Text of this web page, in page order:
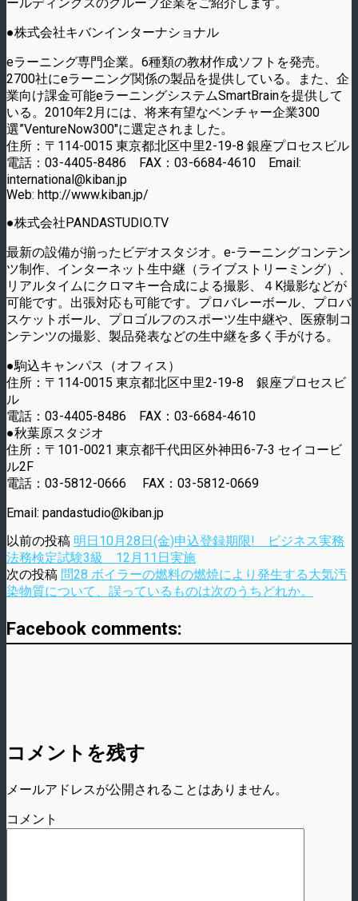
●株式会社キバンインターナショナル
eラーニング専門企業。6種類の教材作成ソフトを発売。
2700社にeラーニング関係の製品を提供している。また、企
業向け課金可能eラーニングシステムSmartBrainを提供して
いる。2010年2月には、将来有望なベンチャー企業300
選”VentureNow300″に選定されました。
住所：〒114-0015 東京都北区中里2-19-8 銀座プロセスビル
電話：03-4405-8486 FAX：03-6684-4610 Email:
international@kiban.jp
Web: http://www.kiban.jp/
●株式会社PANDASTUDIO.TV
最新の設備が揃ったビデオスタジオ。e-ラーニングコンテン
ツ制作、インターネット生中継（ライブストリーミング）、
リアルタイムにクロマキー合成による撮影、４K撮影などが
可能です。出張対応も可能です。プロバレーボール、プロバ
スケットボール、プロゴルフのスポーツ生中継や、医療制コ
ンテンツの撮影、製品発表などの生中継を多く手がける。
●駒込キャンパス（オフィス）
住所：〒114-0015 東京都北区中里2-19-8 銀座プロセスビ
ル
電話：03-4405-8486 FAX：03-6684-4610
●秋葉原スタジオ
住所：〒101-0021 東京都千代田区外神田6-7-3 セイコービ
ル2F
電話：03-5812-0666 FAX：03-5812-0669
Email: pandastudio@kiban.jp
以前の投稿 明日10月28日(金)申込登録期限! ビジネス実務
法務検定試験3級 12月11日実施
次の投稿 問28 ボイラーの燃料の燃焼により発生する大気汚
染物質について、誤っているものは次のうちどれか。
Facebook comments:
コメントを残す
メールアドレスが公開されることはありません。
コメント